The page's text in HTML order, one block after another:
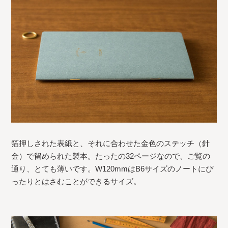
箔押しされた表紙と、それに合わせた金色のステッチ（針
金）で留められた製本。たったの32ページなので、ご覧の
通り、とても薄いです。W120mmはB6サイズのノートにぴ
ったりとはさむことができるサイズ。